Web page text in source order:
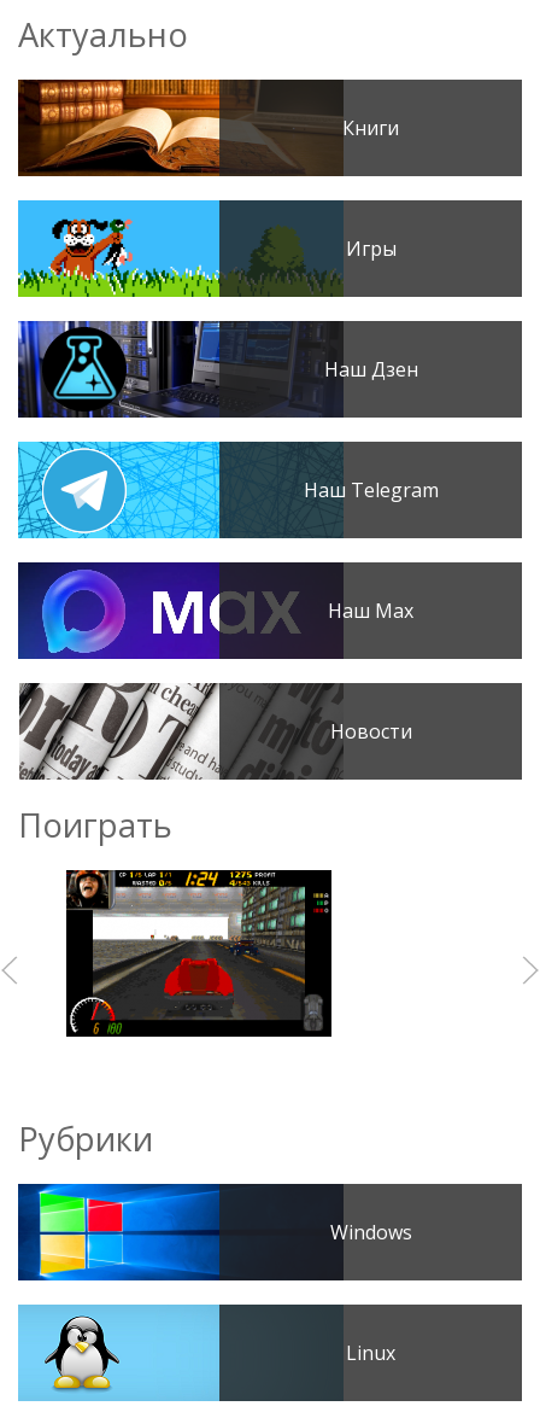
Актуально
Книги
Игры
Наш Дзен
Наш Telegram
Наш Max
Новости
Поиграть
Рубрики
Windows
Linux